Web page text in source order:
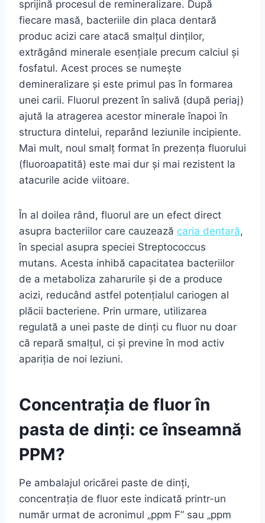
sprijină procesul de remineralizare. După
fiecare masă, bacteriile din placa dentară
produc acizi care atacă smalțul dinților,
extrăgând minerale esențiale precum calciul și
fosfatul. Acest proces se numește
demineralizare și este primul pas în formarea
unei carii. Fluorul prezent în salivă (după periaj)
ajută la atragerea acestor minerale înapoi în
structura dintelui, reparând leziunile incipiente.
Mai mult, noul smalț format în prezența fluorului
(fluoroapatită) este mai dur și mai rezistent la
atacurile acide viitoare.
În al doilea rând, fluorul are un efect direct
asupra bacteriilor care cauzează caria dentară,
în special asupra speciei Streptococcus
mutans. Acesta inhibă capacitatea bacteriilor
de a metaboliza zaharurile și de a produce
acizi, reducând astfel potențialul cariogen al
plăcii bacteriene. Prin urmare, utilizarea
regulată a unei paste de dinți cu fluor nu doar
că repară smalțul, ci și previne în mod activ
apariția de noi leziuni.
Concentrația de fluor în
pasta de dinți: ce înseamnă
PPM?
Pe ambalajul oricărei paste de dinți,
concentrația de fluor este indicată printr-un
număr urmat de acronimul „ppm F” sau „ppm